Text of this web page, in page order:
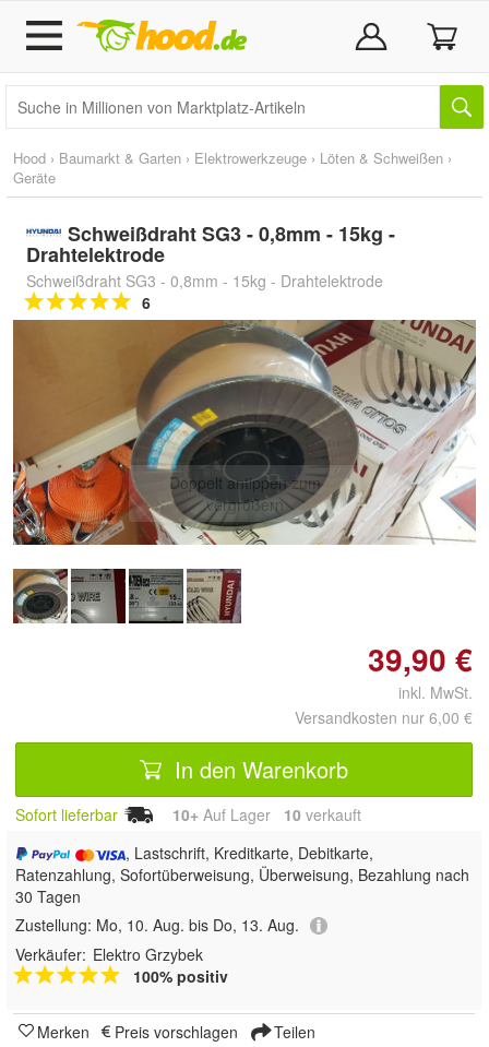
Hood › Baumarkt & Garten › Elektrowerkzeuge › Löten & Schweißen ›
Geräte
Schweißdraht SG3 - 0,8mm - 15kg -
Drahtelektrode
Schweißdraht SG3 - 0,8mm - 15kg - Drahtelektrode
6
Doppelt antippen zum
vergrößern
39,90 €
inkl. MwSt.
Versandkosten nur 6,00 €
In den Warenkorb
Sofort lieferbar 10+ Auf Lager 10 verkauft
, Lastschrift, Kreditkarte, Debitkarte,
Ratenzahlung, Sofortüberweisung, Überweisung, Bezahlung nach
30 Tagen
Zustellung: Mo, 10. Aug. bis Do, 13. Aug.
Verkäufer: Elektro Grzybek
100% positiv
Merken Preis vorschlagen Teilen